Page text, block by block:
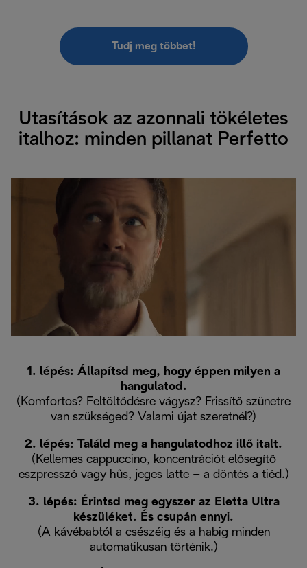
Tudj meg többet!
Utasítások az azonnali tökéletes
italhoz: minden pillanat Perfetto
1. lépés: Állapítsd meg, hogy éppen milyen a
hangulatod.
(Komfortos? Feltöltődésre vágysz? Frissítő szünetre
van szükséged? Valami újat szeretnél?)
2. lépés: Találd meg a hangulatodhoz illő italt.
(Kellemes cappuccino, koncentrációt elősegítő
eszpresszó vagy hűs, jeges latte – a döntés a tiéd.)
3. lépés: Érintsd meg egyszer az Eletta Ultra
készüléket. És csupán ennyi.
(A kávébabtól a csészéig és a habig minden
automatikusan történik.)